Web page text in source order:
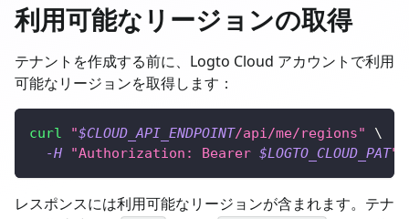
利用可能なリージョンの取得
テナントを作成する前に、Logto Cloud アカウントで利用
可能なリージョンを取得します：
curl "$CLOUD_API_ENDPOINT/api/me/regions"
\
-H
"Authorization: Bearer $LOGTO_CLOUD_PAT"
レスポンスには利用可能なリージョンが含まれます。テナ